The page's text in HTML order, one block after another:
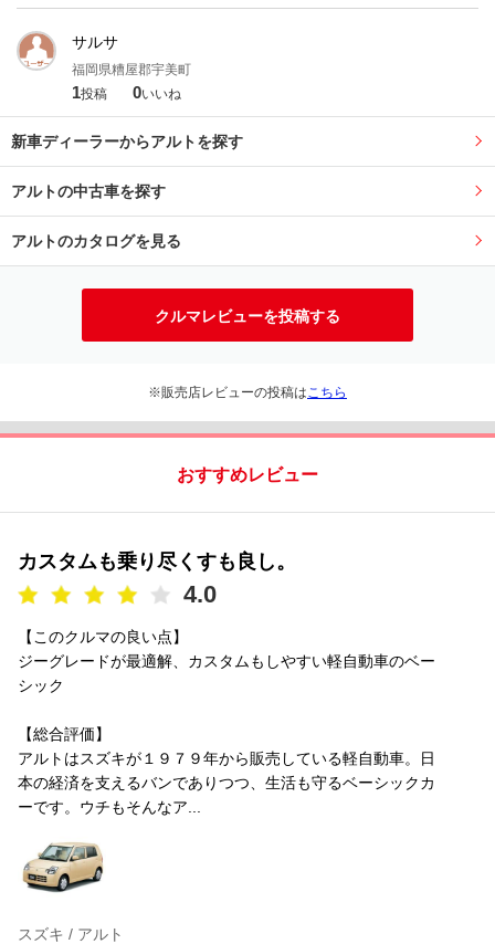
サルサ
福岡県糟屋郡宇美町
1投稿 0いいね
新車ディーラーからアルトを探す
アルトの中古車を探す
アルトのカタログを見る
クルマレビューを投稿する
※販売店レビューの投稿は こちら
おすすめレビュー
カスタムも乗り尽くすも良し。
4.0
【このクルマの良い点】
ジーグレードが最適解、カスタムもしやすい軽自動車のベー
シック
【総合評価】
アルトはスズキが１９７９年から販売している軽自動車。日
本の経済を支えるバンでありつつ、生活も守るベーシックカ
ーです。ウチもそんなア...
スズキ / アルト